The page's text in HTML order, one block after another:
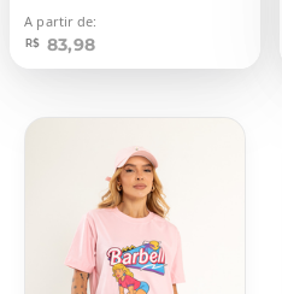
A partir de:
R$ 83,98